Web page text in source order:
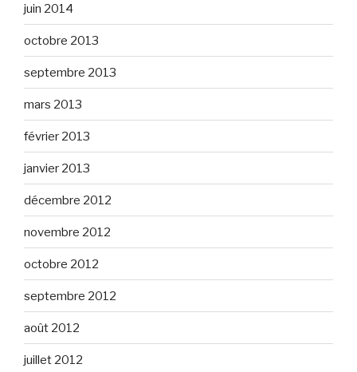
juin 2014
octobre 2013
septembre 2013
mars 2013
février 2013
janvier 2013
décembre 2012
novembre 2012
octobre 2012
septembre 2012
août 2012
juillet 2012